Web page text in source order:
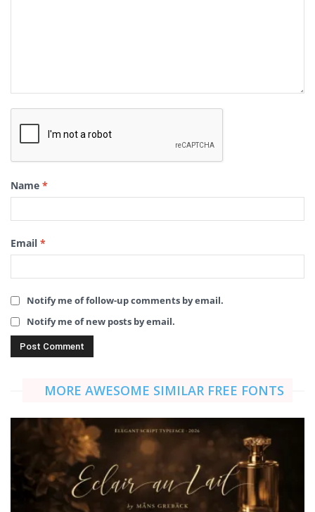
Name *
Email *
Notify me of follow-up comments by email.
Notify me of new posts by email.
MORE AWESOME SIMILAR FREE FONTS